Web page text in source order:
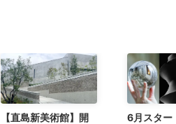
【直島新美術館】開
6月スター